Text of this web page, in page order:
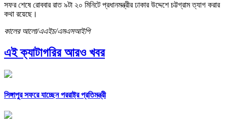
সফর শেষে রোববার রাত ৯টা ২০ মিনিটে প্রধানমন্ত্রীর ঢাকার উদ্দেশে চট্টগ্রাম ত্যাগ করার
কথা রয়েছে।
কালের আলো/এএইচ/এমএসআইপি
এই ক্যাটাগরির আরও খবর
সিঙ্গাপুর সফরে যাচ্ছেন পররাষ্ট্র প্রতিমন্ত্রী